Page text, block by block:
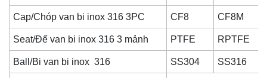
Cap/Chóp van bi inox 316 3PC CF8 CF8M
Seat/Đế van bi inox 316 3 mảnh PTFE RPTFE
Ball/Bi van bi inox 316 SS304 SS316